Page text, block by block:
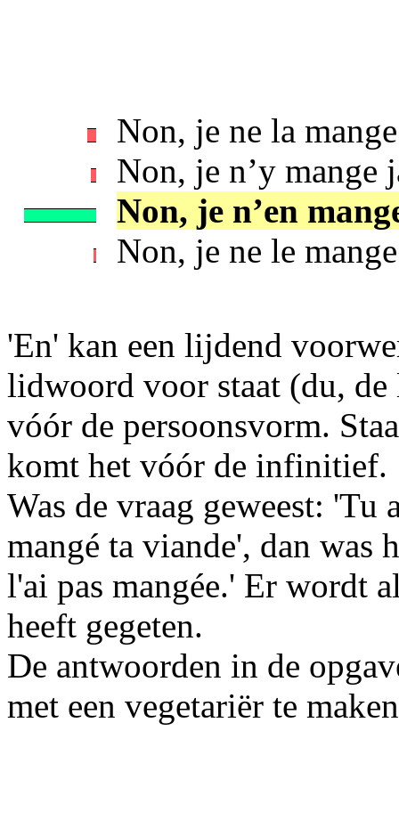
Non, je ne la
Non, je n’y mange
Non, je n’en
Non, je ne le
'En' kan een lijdend
lidwoord voor staat (du,
vóór de persoonsvorm.
komt het vóór de infinitief.
Was de vraag geweest: 'Tu
mangé ta viande', dan was
l'ai pas mangée.' Er wordt
heeft gegeten.
De antwoorden in de
met een vegetariër te